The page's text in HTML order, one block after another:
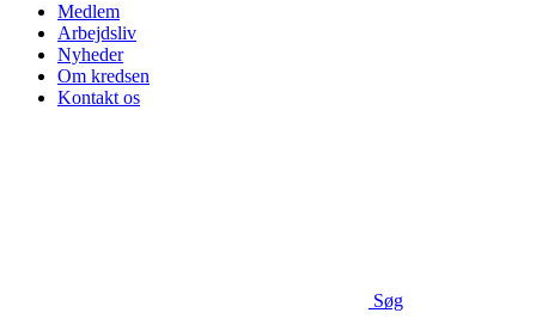
Medlem
Arbejdsliv
Nyheder
Om kredsen
Kontakt os
Søg